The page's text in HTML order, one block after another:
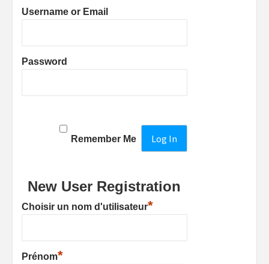
Username or Email
Password
Remember Me
New User Registration
Choisir un nom d'utilisateur*
Prénom*